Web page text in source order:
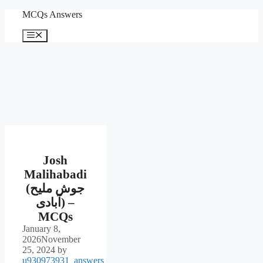
content
MCQs Answers
Menu
Josh
Malihabadi
(جوش ملیح
آبادی) –
MCQs
January 8,
2026November
25, 2024 by
u930973931_answers